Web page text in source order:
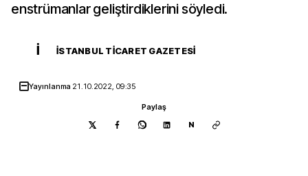
enstrümanlar geliştirdiklerini söyledi.
İ İSTANBUL TICARET GAZETESI
Yayınlanma 21.10.2022, 09:35
Paylaş
N